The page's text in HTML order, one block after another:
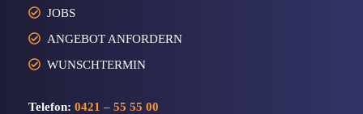
JOBS
ANGEBOT ANFORDERN
WUNSCHTERMIN
Telefon: 0421 – 55 55 00